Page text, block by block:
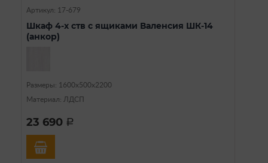
Артикул: 17-679
Шкаф 4-х ств с ящиками Валенсия ШК-14
(анкор)
Размеры: 1600х500х2200
Материал: ЛДСП
23 690 a